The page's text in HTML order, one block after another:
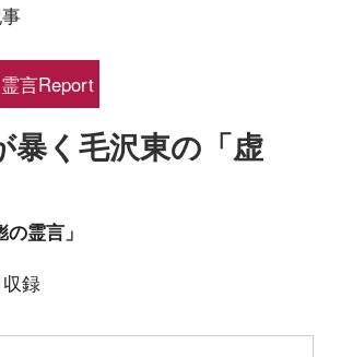
言Report
暴く毛沢東の「虚
霊言」
録